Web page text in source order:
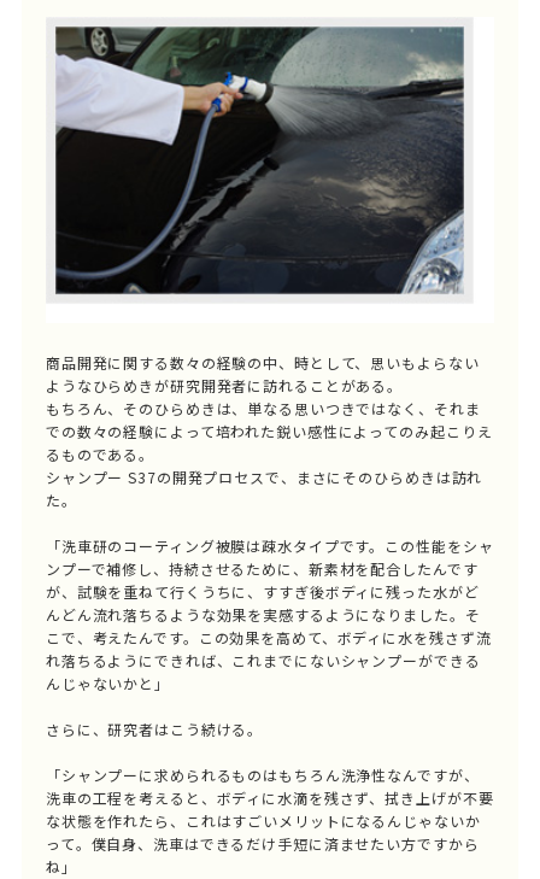
商品開発に関する数々の経験の中、時として、思いもよらない
ようなひらめきが研究開発者に訪れることがある。
もちろん、そのひらめきは、単なる思いつきではなく、それま
での数々の経験によって培われた鋭い感性によってのみ起こりえ
るものである。
シャンプー S37の開発プロセスで、まさにそのひらめきは訪れ
た。
「洗車研のコーティング被膜は疎水タイプです。この性能をシャ
ンプーで補修し、持続させるために、新素材を配合したんです
が、試験を重ねて行くうちに、すすぎ後ボディに残った水がど
んどん流れ落ちるような効果を実感するようになりました。そ
こで、考えたんです。この効果を高めて、ボディに水を残さず流
れ落ちるようにできれば、これまでにないシャンプーができる
んじゃないかと」
さらに、研究者はこう続ける。
「シャンプーに求められるものはもちろん洗浄性なんですが、
洗車の工程を考えると、ボディに水滴を残さず、拭き上げが不要
な状態を作れたら、これはすごいメリットになるんじゃないか
って。僕自身、洗車はできるだけ手短に済ませたい方ですから
ね」